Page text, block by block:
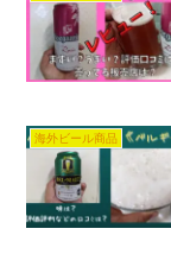
海外ビール商品